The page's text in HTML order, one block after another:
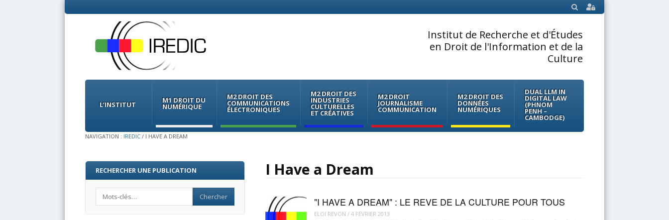
SEARCH
Institut de Recherche et d'Études
en Droit de l'Information et de la
Culture
Menu
Skip
contentL’INSTITUT M1 DROIT DU
NUMÉRIQUE
M2 DROIT DES
COMMUNICATIONS
ÉLECTRONIQUES
M2 DROIT DES
INDUSTRIES
CULTURELLES
ET CRÉATIVES
M2 DROIT
JOURNALISME
COMMUNICATION
M2 DROIT DES
DONNÉES
NUMÉRIQUES
DUAL LLM IN
DIGITAL LAW
(PHNOM
PENH –
CAMBODGE)
NAVIGATION : IREDIC / I HAVE A DREAM
I Have a Dream
"I HAVE A DREAM" : LE REVE DE LA CULTURE POUR TOUS
ELOI REVON / 4 FÉVRIER 2013
RECHERCHER UNE PUBLICATION